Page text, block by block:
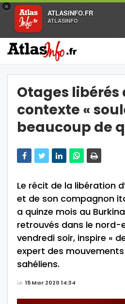
×
ATLASINFO.FR
ATLASINFO
Otages libérés
contexte «
beaucoup de
Le récit de la libération
et de son compagnon
a quinze mois au
retrouvés dans le nord-
vendredi soir, inspire «
expert des
sahéliens.
Le 15 Mar 2020 14:34